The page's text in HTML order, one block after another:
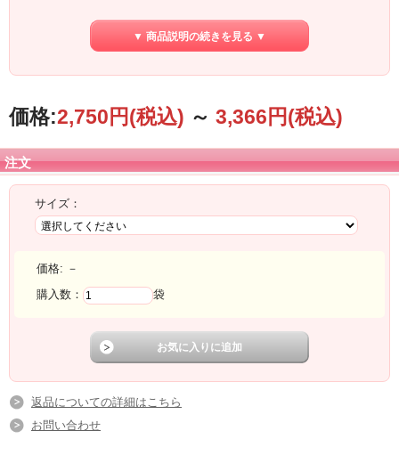
リー、小物等、お菓子を入れるなど、プレゼントに最適です！
市販のリボンやタグ、装飾パーツと組み合わせることで、更に楽しさが増しま
※こちらの商品はメーカー直送品です。【代金引換でのお支払】はご利用頂けま
また、こちらの商品を含めてのまとめ買いの場合も同様に【代金引換でのお支
払】は
▼ 商品説明の続きを見る ▼
価格:2,750円(税込) ～ 3,366円(税込)
注文
サイズ：
価格: －
購入数：
袋
返品についての詳細はこちら
お問い合わせ